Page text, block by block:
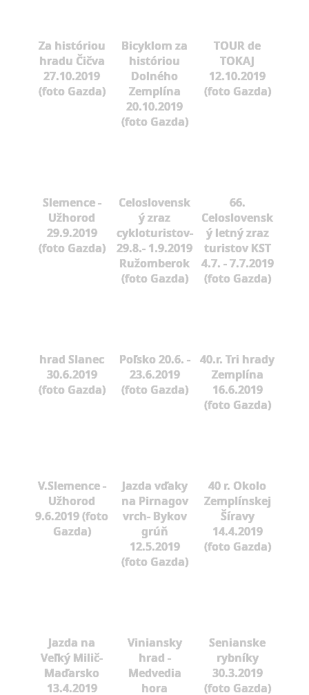
Za históriou
hradu Čičva
27.10.2019
(foto Gazda)
Bicyklom za
históriou
Dolného
Zemplína
20.10.2019
(foto Gazda)
TOUR de
TOKAJ
12.10.2019
(foto Gazda)
Slemence -
Užhorod
29.9.2019
(foto Gazda)
Celoslovensk
ý zraz
cykloturistov-
29.8.- 1.9.2019
Ružomberok
(foto Gazda)
66.
Celoslovensk
ý letný zraz
turistov KST
4.7. - 7.7.2019
(foto Gazda)
hrad Slanec
30.6.2019
(foto Gazda)
Poľsko 20.6. -
23.6.2019
(foto Gazda)
40.r. Tri hrady
Zemplína
16.6.2019
(foto Gazda)
V.Slemence -
Užhorod
9.6.2019 (foto
Gazda)
Jazda vďaky
na Pirnagov
vrch- Bykov
grúň
12.5.2019
(foto Gazda)
40 r. Okolo
Zemplínskej
Šíravy
14.4.2019
(foto Gazda)
Jazda na
Veľký Milič-
Maďarsko
13.4.2019
Viniansky
hrad -
Medvedia
hora
Senianske
rybníky
30.3.2019
(foto Gazda)